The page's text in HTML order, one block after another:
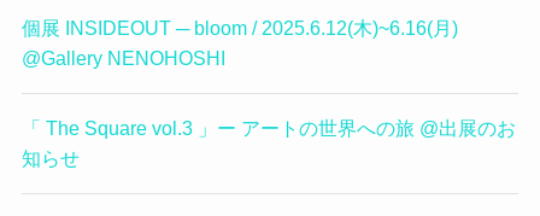
個展 INSIDEOUT ─ bloom / 2025.6.12(木)~6.16(月)
@Gallery NENOHOSHI
「 The Square vol.3 」ー アートの世界への旅 @出展のお
知らせ